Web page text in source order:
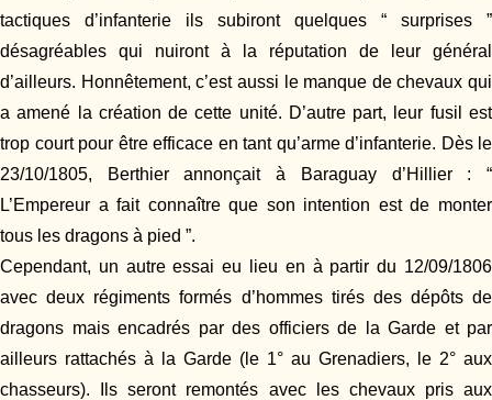
tactiques d’infanterie ils subiront quelques “ surprises ”
désagréables qui nuiront à la réputation de leur général
d’ailleurs. Honnêtement, c’est aussi le manque de chevaux qui
a amené la création de cette unité. D’autre part, leur fusil est
trop court pour être efficace en tant qu’arme d’infanterie. Dès le
23/10/1805, Berthier annonçait à Baraguay d’Hillier : “
L’Empereur a fait connaître que son intention est de monter
tous les dragons à pied ”.
Cependant, un autre essai eu lieu en à partir du 12/09/1806
avec deux régiments formés d’hommes tirés des dépôts de
dragons mais encadrés par des officiers de la Garde et par
ailleurs rattachés à la Garde (le 1° au Grenadiers, le 2° aux
chasseurs). Ils seront remontés avec les chevaux pris aux